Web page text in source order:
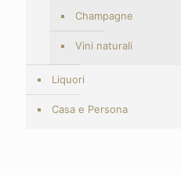
Champagne
Vini naturali
Liquori
Casa e Persona